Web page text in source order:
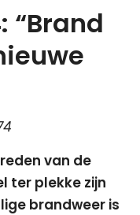
“Brand
van de
ter plekke zijn
brandweer is